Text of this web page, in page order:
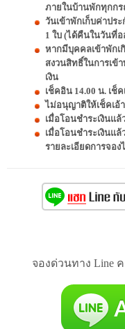
ภายในบ้านพักทุกก
วันเข้าพักเก็บค่าปร
1 ใบ (ได้คืนในวันที่
หากมีบุคคลเข้าพักเ
สงวนสิทธิ์ในการเข้
เงิน
เช็คอิน 14.00 น. เช็
ไม่อนุญาติให้เช็คเอ้า
เมื่อโอนชำระเงินแ
เมื่อโอนชำระเงินแ
รายละเอียดการจอง
จองด่วนทาง Line